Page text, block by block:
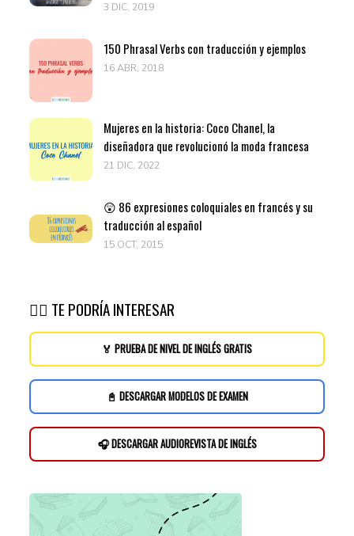
3 DIC, 2019
150 Phrasal Verbs con traducción y ejemplos
16 ABR, 2018
Mujeres en la historia: Coco Chanel, la
diseñadora que revolucionó la moda francesa
21 DIC, 2022
😲 86 expresiones coloquiales en francés y su
traducción al español
15 OCT, 2015
👉🏽 TE PODRÍA INTERESAR
🏅 PRUEBA DE NIVEL DE INGLÉS GRATIS
📓 DESCARGAR MODELOS DE EXAMEN
🎧 DESCARGAR AUDIOREVISTA DE INGLÉS